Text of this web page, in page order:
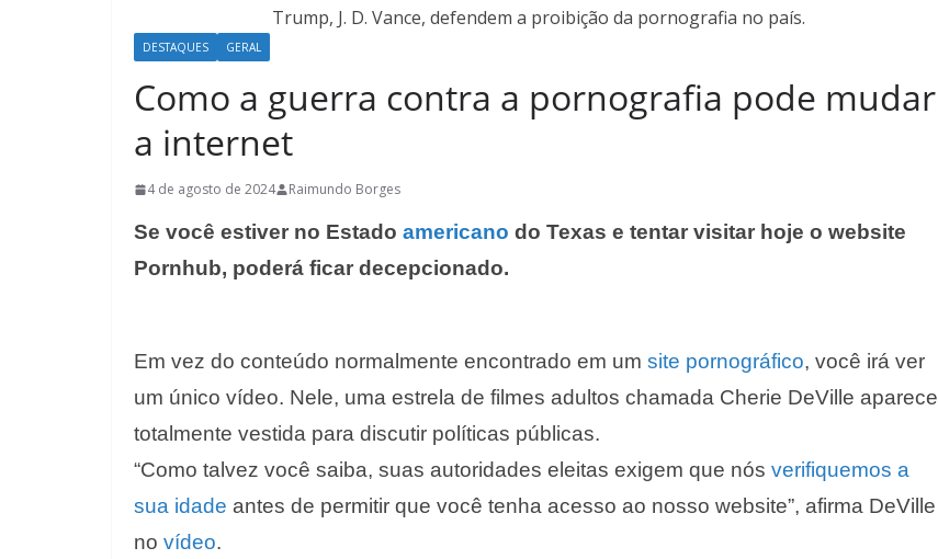
Trump, J. D. Vance, defendem a proibição da pornografia no país.
DESTAQUES GERAL
Como a guerra contra a pornografia pode mudar
a internet
4 de agosto de 2024 Raimundo Borges
Se você estiver no Estado americano do Texas e tentar visitar hoje o website
Pornhub, poderá ficar decepcionado.
Em vez do conteúdo normalmente encontrado em um site pornográfico, você irá ver
um único vídeo. Nele, uma estrela de filmes adultos chamada Cherie DeVille aparece
totalmente vestida para discutir políticas públicas.
“Como talvez você saiba, suas autoridades eleitas exigem que nós verifiquemos a
sua idade antes de permitir que você tenha acesso ao nosso website”, afirma DeVille
no vídeo.